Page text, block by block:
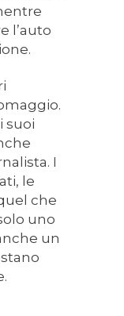
l’auto
suoi
I
le
che
uno
un